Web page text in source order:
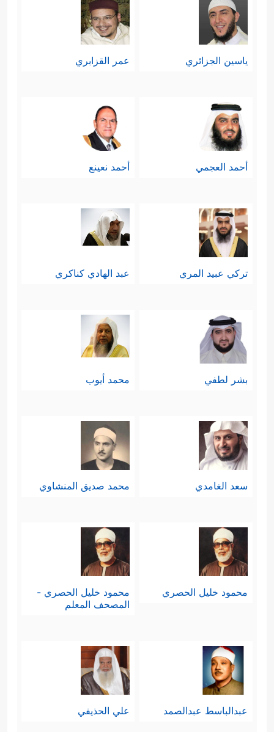
ياسين الجزائري عمر القزابري
أحمد العجمي أحمد نعينع
تركي عبيد المري عبد الهادي كناكري
بشر لطفي محمد أيوب
سعد الغامدي محمد صديق المنشاوي
محمود خليل الحصري
محمود خليل الحصري -
المصحف المعلم
عبدالباسط عبدالصمد علي الحذيفي